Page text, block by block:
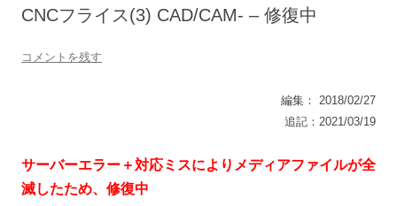
CNCフライス(3) CAD/CAM- – 修復中
コメントを残す
編集： 2018/02/27
追記：2021/03/19
サーバーエラー＋対応ミスによりメディアファイルが全
滅したため、修復中